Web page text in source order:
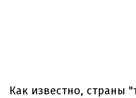
Как известно, страны